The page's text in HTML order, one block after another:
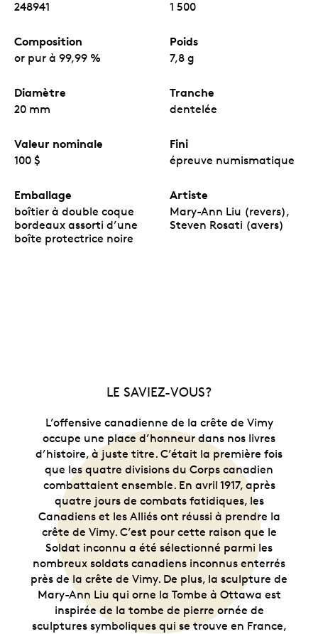
248941 1 500
Composition
or pur à 99,99 %
Poids
7,8 g
Diamètre
20 mm
Tranche
dentelée
Valeur nominale
100 $
Fini
épreuve numismatique
Emballage
boîtier à double coque
bordeaux assorti d’une
boîte protectrice noire
Artiste
Mary-Ann Liu (revers),
Steven Rosati (avers)
LE SAVIEZ-VOUS?
L’offensive canadienne de la crête de Vimy
occupe une place d’honneur dans nos livres
d’histoire, à juste titre. C’était la première fois
que les quatre divisions du Corps canadien
combattaient ensemble. En avril 1917, après
quatre jours de combats fatidiques, les
Canadiens et les Alliés ont réussi à prendre la
crête de Vimy. C’est pour cette raison que le
Soldat inconnu a été sélectionné parmi les
nombreux soldats canadiens inconnus enterrés
près de la crête de Vimy. De plus, la sculpture de
Mary-Ann Liu qui orne la Tombe à Ottawa est
inspirée de la tombe de pierre ornée de
sculptures symboliques qui se trouve en France,